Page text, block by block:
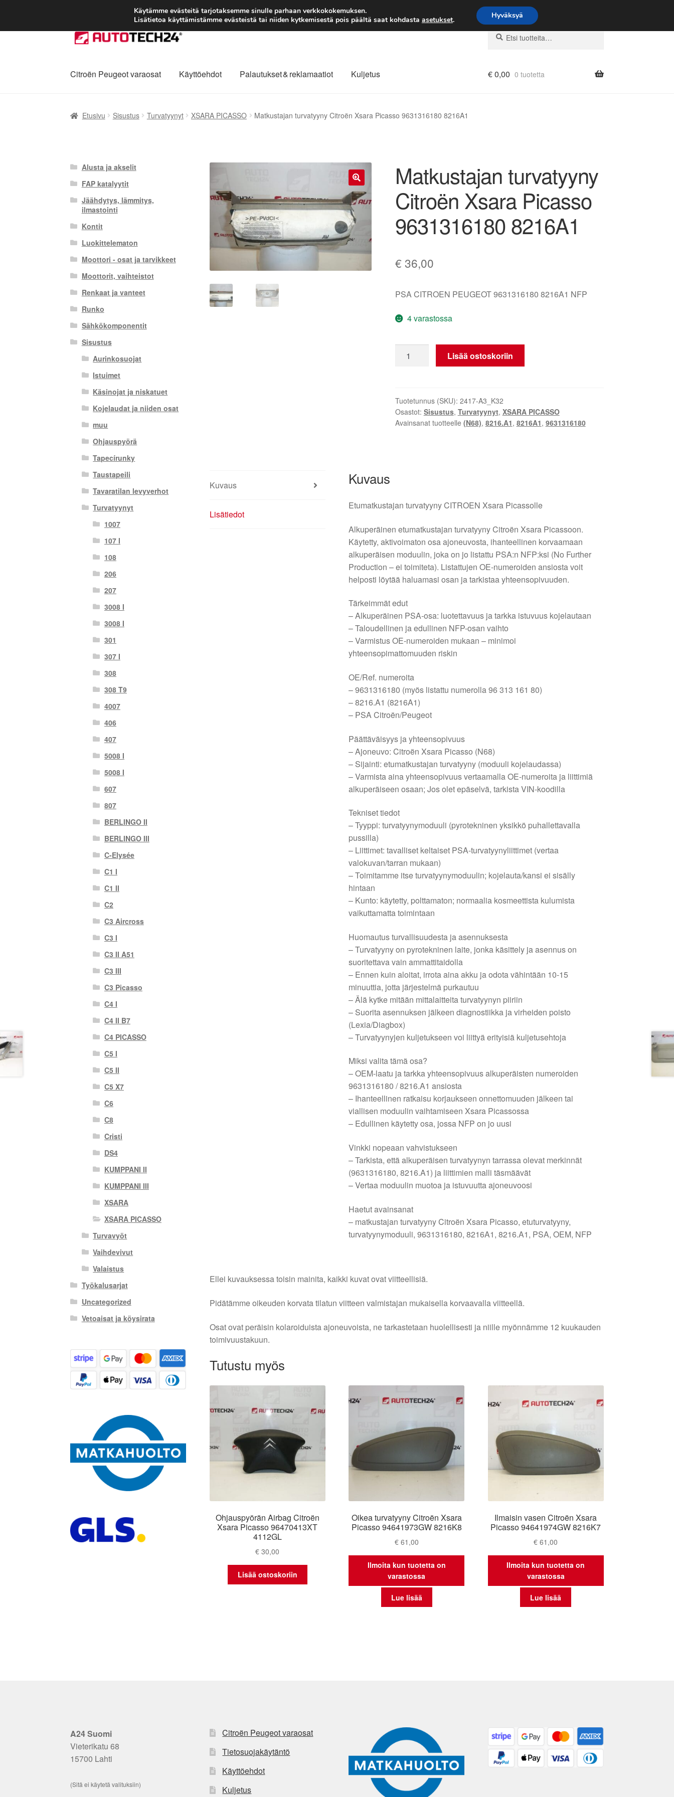
TOIMITUS alkaen 7 EUR
Siirry
navigointiin
Siirry
sisältöön
Etsi:
Haku
Citroën Peugeot varaosat Käyttöehdot Palautukset & reklamaatiot Kuljetus €0,00 0 tuotetta
Etusivu Sisustus Turvatyynyt XSARA PICASSO Matkustajan turvatyyny Citroën Xsara Picasso 9631316180 8216A1
🔍
Matkustajan turvatyyny
Citroën Xsara Picasso
9631316180 8216A1
€ 36,00
PSA CITROEN PEUGEOT 9631316180 8216A1 NFP
4 varastossa
turvatyyny
Picasso
9631316180
8216A1
Lisää ostoskoriin
Tuotetunnus (SKU): 2417-A3_K32
Osastot: Sisustus, Turvatyynyt, XSARA PICASSO
Avainsanat tuotteelle (N68), 8216.A1, 8216A1, 9631316180
Kuvaus
Lisätiedot
Kuvaus
Etumatkustajan turvatyyny CITROEN Xsara Picassolle
Alkuperäinen etumatkustajan turvatyyny Citroën Xsara Picassoon.
Käytetty, aktivoimaton osa ajoneuvosta, ihanteellinen korvaamaan
alkuperäisen moduulin, joka on jo listattu PSA:n NFP:ksi (No Further
Production – ei toimiteta). Listattujen OE-numeroiden ansiosta voit
helposti löytää haluamasi osan ja tarkistaa yhteensopivuuden.
Tärkeimmät edut
– Alkuperäinen PSA-osa: luotettavuus ja tarkka istuvuus kojelautaan
– Taloudellinen ja edullinen NFP-osan vaihto
– Varmistus OE-numeroiden mukaan – minimoi
yhteensopimattomuuden riskin
OE/Ref. numeroita
– 9631316180 (myös listattu numerolla 96 313 161 80)
– 8216.A1 (8216A1)
– PSA Citroën/Peugeot
Päättäväisyys ja yhteensopivuus
– Ajoneuvo: Citroën Xsara Picasso (N68)
– Sijainti: etumatkustajan turvatyyny (moduuli kojelaudassa)
– Varmista aina yhteensopivuus vertaamalla OE-numeroita ja liittimiä
alkuperäiseen osaan; Jos olet epäselvä, tarkista VIN-koodilla
Tekniset tiedot
– Tyyppi: turvatyynymoduuli (pyrotekninen yksikkö puhallettavalla
pussilla)
– Liittimet: tavalliset keltaiset PSA-turvatyynyliittimet (vertaa
valokuvan/tarran mukaan)
– Toimitamme itse turvatyynymoduulin; kojelauta/kansi ei sisälly
hintaan
– Kunto: käytetty, polttamaton; normaalia kosmeettista kulumista
vaikuttamatta toimintaan
Huomautus turvallisuudesta ja asennuksesta
– Turvatyyny on pyrotekninen laite, jonka käsittely ja asennus on
suoritettava vain ammattitaidolla
– Ennen kuin aloitat, irrota aina akku ja odota vähintään 10-15
minuuttia, jotta järjestelmä purkautuu
– Älä kytke mitään mittalaitteita turvatyynyn piiriin
– Suorita asennuksen jälkeen diagnostiikka ja virheiden poisto
(Lexia/Diagbox)
– Turvatyynyjen kuljetukseen voi liittyä erityisiä kuljetusehtoja
Miksi valita tämä osa?
– OEM-laatu ja tarkka yhteensopivuus alkuperäisten numeroiden
9631316180 / 8216.A1 ansiosta
– Ihanteellinen ratkaisu korjaukseen onnettomuuden jälkeen tai
viallisen moduulin vaihtamiseen Xsara Picassossa
– Edullinen käytetty osa, jossa NFP on jo uusi
Vinkki nopeaan vahvistukseen
– Tarkista, että alkuperäisen turvatyynyn tarrassa olevat merkinnät
(9631316180, 8216.A1) ja liittimien malli täsmäävät
– Vertaa moduulin muotoa ja istuvuutta ajoneuvoosi
Haetut avainsanat
– matkustajan turvatyyny Citroën Xsara Picasso, etuturvatyyny,
turvatyynymoduuli, 9631316180, 8216A1, 8216.A1, PSA, OEM, NFP
Ellei kuvauksessa toisin mainita, kaikki kuvat ovat viitteellisiä.
Pidätämme oikeuden korvata tilatun viitteen valmistajan mukaisella korvaavalla viitteellä.
Osat ovat peräisin kolaroiduista ajoneuvoista, ne tarkastetaan huolellisesti ja niille myönnämme 12 kuukauden
toimivuustakuun.
Tutustu myös
Ohjauspyörän Airbag Citroën
Xsara Picasso 96470413XT
4112GL
€ 30,00
Lisää ostoskoriin
Oikea turvatyyny Citroën Xsara
Picasso 94641973GW 8216K8
€61,00
Ilmoita kun tuotetta on
varastossa
Lue lisää
Ilmaisin vasen Citroën Xsara
Picasso 94641974GW 8216K7
€ 61,00
Ilmoita kun tuotetta on
varastossa
Lue lisää
Alusta ja akselit
FAP katalyytit
Jäähdytys, lämmitys,
ilmastointi
Kontit
Luokittelematon
Moottori - osat ja tarvikkeet
Moottorit, vaihteistot
Renkaat ja vanteet
Runko
Sähkökomponentit
Sisustus
Aurinkosuojat
Istuimet
Käsinojat ja niskatuet
Kojelaudat ja niiden osat
muu
Ohjauspyörä
Tapecírunky
Taustapeili
Tavaratilan levyverhot
Turvatyynyt
1007
107 I
108
206
207
3008 I
3008 I
301
307 I
308
308 T9
4007
406
407
5008 I
5008 I
607
807
BERLINGO II
BERLINGO III
C-Elysée
C1 I
C1 II
C2
C3 Aircross
C3 I
C3 II A51
C3 III
C3 Picasso
C4 I
C4 II B7
C4 PICASSO
C5 I
C5 II
C5 X7
C6
C8
Cristi
DS4
KUMPPANI II
KUMPPANI III
XSARA
XSARA PICASSO
Turvavyöt
Vaihdevivut
Valaistus
Työkalusarjat
Uncategorized
Vetoaisat ja köysirata
A24 Suomi
Vieterikatu 68
15700 Lahti
(Sitä ei käytetä valituksiin)
Citroën Peugeot varaosat
Tietosuojakäytäntö
Käyttöehdot
Kuljetus
Käytämme evästeitä tarjotaksemme sinulle parhaan verkkokokemuksen.
Lisätietoa käyttämistämme evästeistä tai niiden kytkemisestä pois päältä saat kohdasta asetukset. Hyväksyä